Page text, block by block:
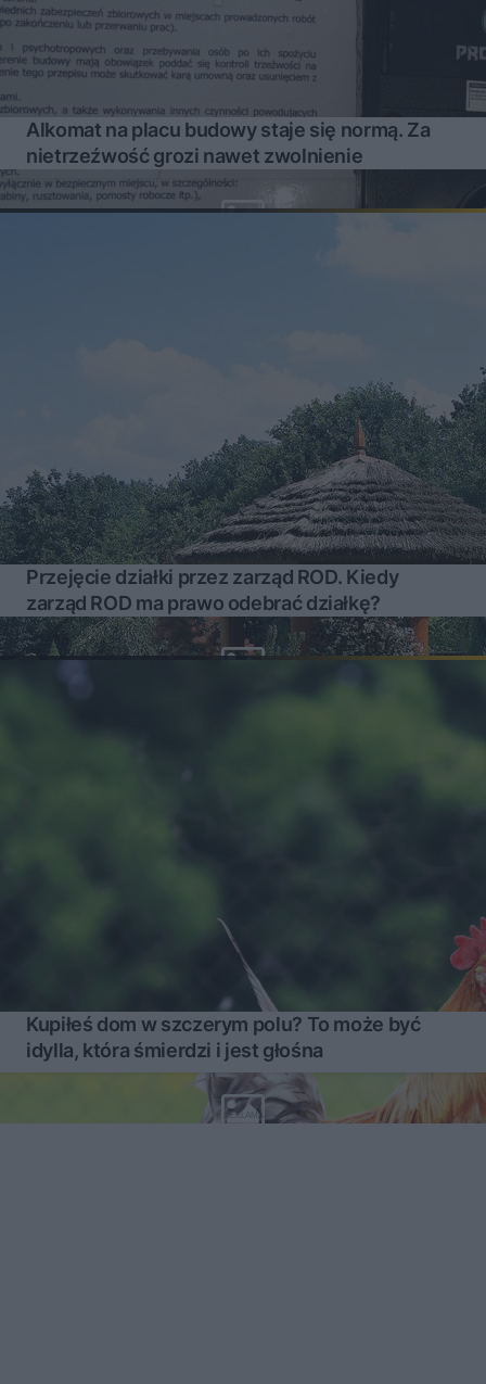
Alkomat na placu budowy staje się normą. Za
nietrzeźwość grozi nawet zwolnienie
Przejęcie działki przez zarząd ROD. Kiedy
zarząd ROD ma prawo odebrać działkę?
Kupiłeś dom w szczerym polu? To może być
idylla, która śmierdzi i jest głośna